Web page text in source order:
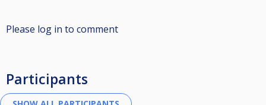
Please log in to comment
Participants